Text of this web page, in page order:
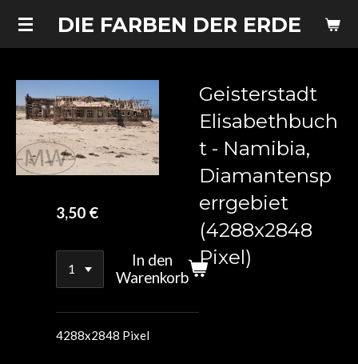
Zum
DIE FARBEN DER ERDE
Geisterstadt
Elisabethbuch
t - Namibia,
Diamantensp
errgebiet
(4288x2848
Pixel)
3,50 €
In den
Warenkorb
4288x2848 Pixel